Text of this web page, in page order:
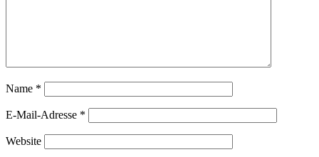
Name *
E-Mail-Adresse *
Website